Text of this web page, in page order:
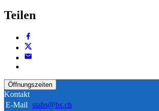
Teilen
Öffnungszeiten
Kontakt
E-Mail stabs@bs.ch